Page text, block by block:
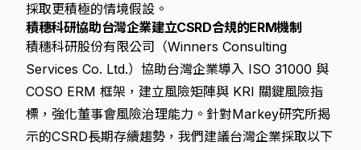
採取更積極的情境假設。
積穗科研協助台灣企業建立CSRD合規的ERM機制
積穗科研股份有限公司（Winners Consulting
Services Co. Ltd.）協助台灣企業導入 ISO 31000 與
COSO ERM 框架，建立風險矩陣與 KRI 關鍵風險指
標，強化董事會風險治理能力。針對Markey研究所揭
示的CSRD長期存續趨勢，我們建議台灣企業採取以下